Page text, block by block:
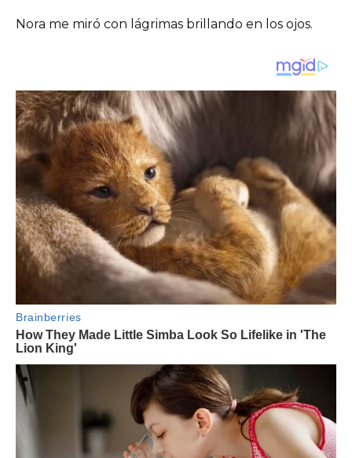
Nora me miró con lágrimas brillando en los ojos.